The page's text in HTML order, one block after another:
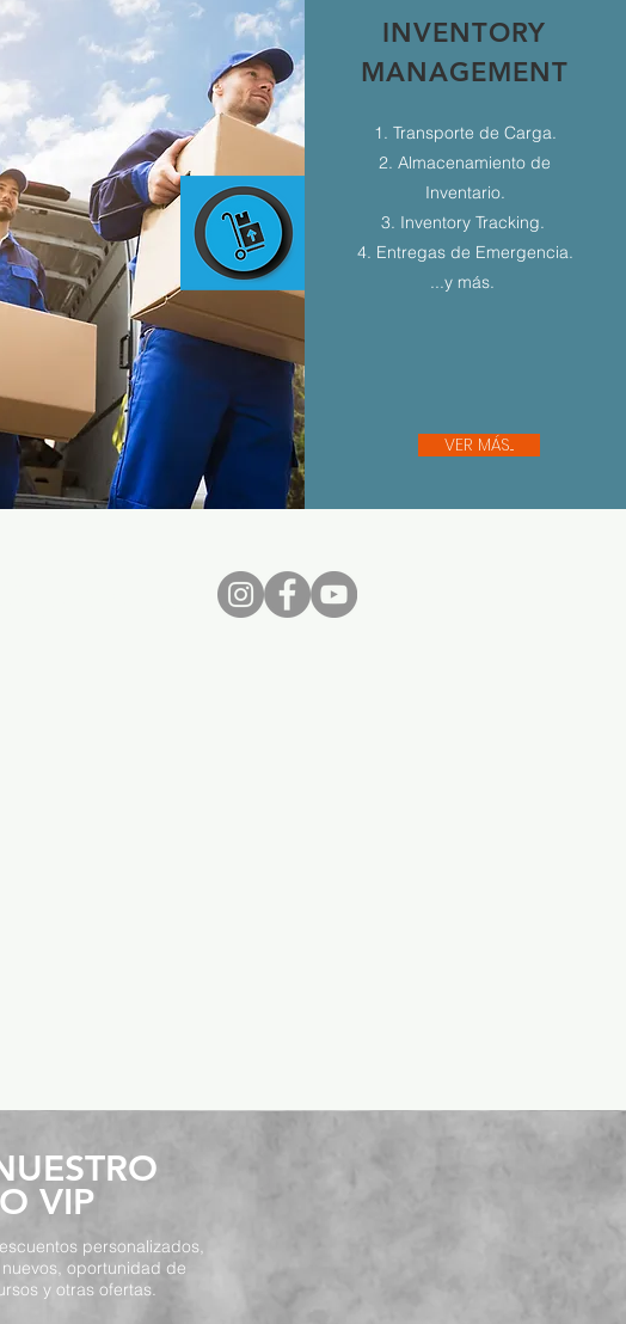
INVENTORY
MANAGEMENT
1. Transporte de Carga.
2. Almacenamiento de
Inventario.
3. Inventory Tracking.
4. Entregas de Emergencia.
...y más.
VER MÁS...
VIP
personalizados,
oportunidad de
y otras ofertas.